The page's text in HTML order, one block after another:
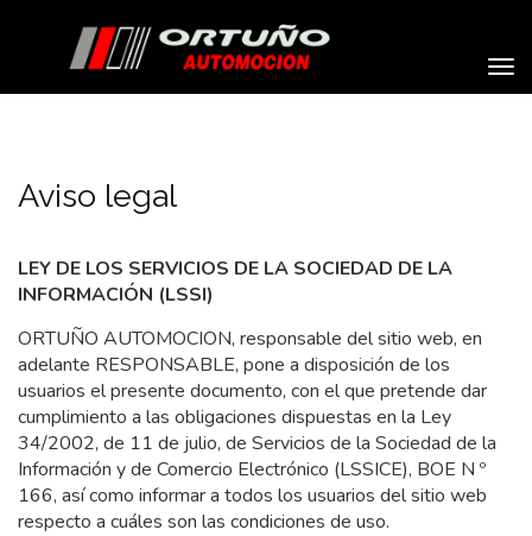
Aviso legal
LEY DE LOS SERVICIOS DE LA SOCIEDAD DE LA
INFORMACIÓN (LSSI)
ORTUÑO AUTOMOCION, responsable del sitio web, en
adelante RESPONSABLE, pone a disposición de los
usuarios el presente documento, con el que pretende dar
cumplimiento a las obligaciones dispuestas en la Ley
34/2002, de 11 de julio, de Servicios de la Sociedad de la
Información y de Comercio Electrónico (LSSICE), BOE N º
166, así como informar a todos los usuarios del sitio web
respecto a cuáles son las condiciones de uso.